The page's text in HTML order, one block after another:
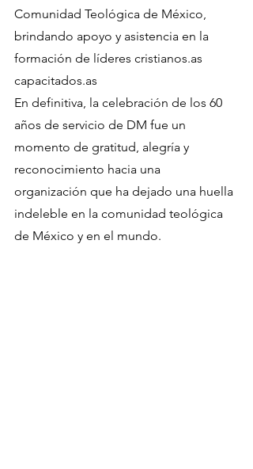
Comunidad Teológica de México,
brindando apoyo y asistencia en la
formación de líderes cristianos.as
capacitados.as
En definitiva, la celebración de los 60
años de servicio de DM fue un
momento de gratitud, alegría y
reconocimiento hacia una
organización que ha dejado una huella
indeleble en la comunidad teológica
de México y en el mundo.